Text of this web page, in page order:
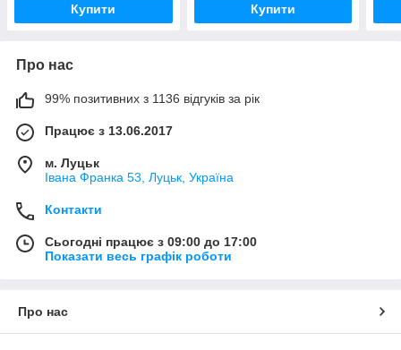
Купити Купити
Про нас
99% позитивних з 1136 відгуків за рік
Працює з 13.06.2017
м. Луцьк
Івана Франка 53, Луцьк, Україна
Контакти
Сьогодні працює з 09:00 до 17:00
Показати весь графік роботи
Про нас